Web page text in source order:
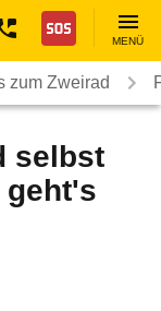
Nothilfe
MENÜ
zum Zweirad
selbst
geht's